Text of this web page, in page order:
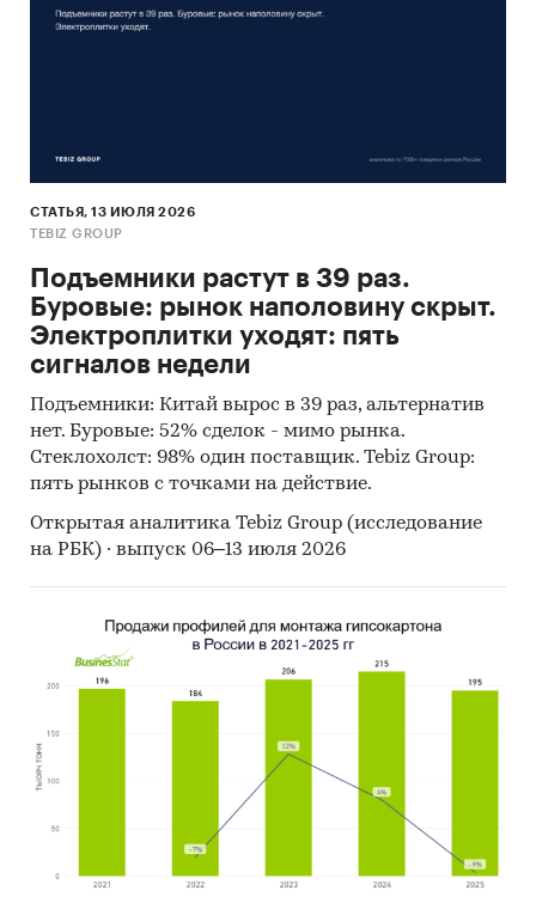
СТАТЬЯ, 13 ИЮЛЯ 2026
TEBIZ GROUP
Подъемники растут в 39 раз.
Буровые: рынок наполовину скрыт.
Электроплитки уходят: пять
сигналов недели
Подъемники: Китай вырос в 39 раз, альтернатив
нет. Буровые: 52% сделок - мимо рынка.
Стеклохолст: 98% один поставщик. Tebiz Group:
пять рынков с точками на действие.
Открытая аналитика Tebiz Group (исследование
на РБК) · выпуск 06–13 июля 2026